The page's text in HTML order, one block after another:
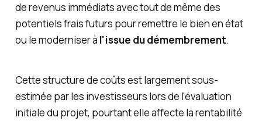
de revenus immédiats avec tout de même des
potentiels frais futurs pour remettre le bien en état
ou le moderniser à l'issue du démembrement.
Cette structure de coûts est largement sous-
estimée par les investisseurs lors de l'évaluation
initiale du projet, pourtant elle affecte la rentabilité